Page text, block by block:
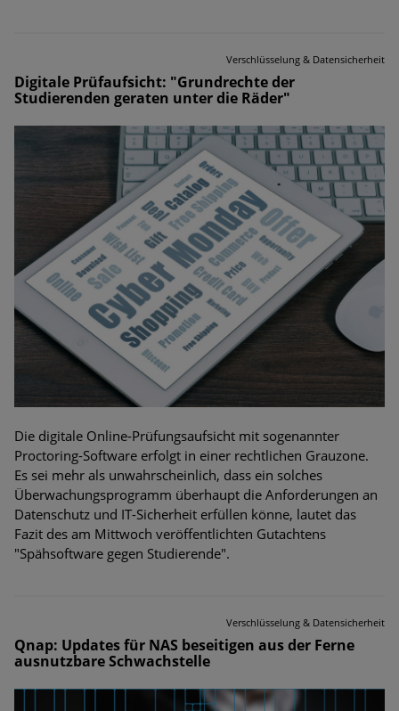
Verschlüsselung & Datensicherheit
Digitale Prüfaufsicht: "Grundrechte der
Studierenden geraten unter die Räder"
Die digitale Online-Prüfungsaufsicht mit sogenannter
Proctoring-Software erfolgt in einer rechtlichen Grauzone.
Es sei mehr als unwahrscheinlich, dass ein solches
Überwachungsprogramm überhaupt die Anforderungen an
Datenschutz und IT-Sicherheit erfüllen könne, lautet das
Fazit des am Mittwoch veröffentlichten Gutachtens
"Spähsoftware gegen Studierende".
Verschlüsselung & Datensicherheit
Qnap: Updates für NAS beseitigen aus der Ferne
ausnutzbare Schwachstelle